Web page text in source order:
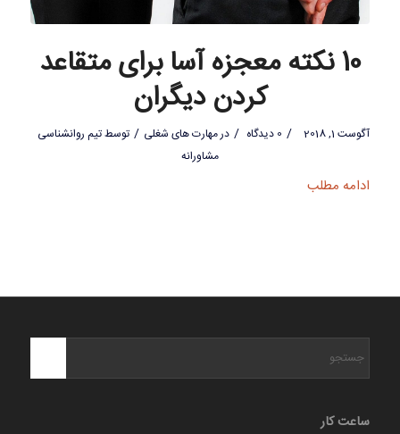
10 نکته معجزه آسا برای متقاعد
کردن دیگران
آگوست 1, 2018 / 0 دیدگاه / درمهارت های شغلی / توسطتیم روانشناسی
مشاورانه
ادامه مطلب
ساعت کار